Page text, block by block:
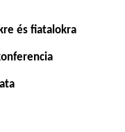
és fiatalokra